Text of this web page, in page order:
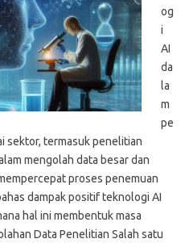
og
i
AI
da
la
m
pe
sektor, termasuk penelitian
mengolah data besar dan
proses penemuan
dampak positif teknologi AI
hal ini membentuk masa
Data Penelitian Salah satu